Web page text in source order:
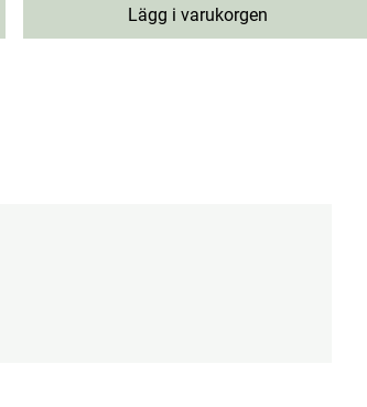
Lägg i varukorgen